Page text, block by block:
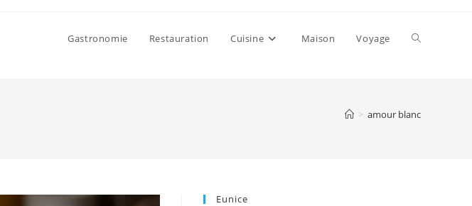
Gastronomie Restauration Cuisine Maison Voyage Toggle
> amour blanc
Eunice